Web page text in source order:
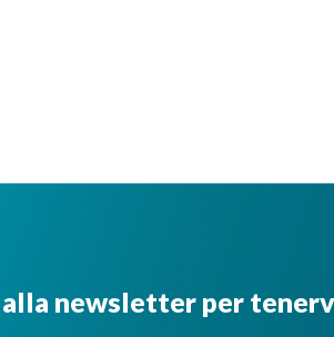
newsletter per